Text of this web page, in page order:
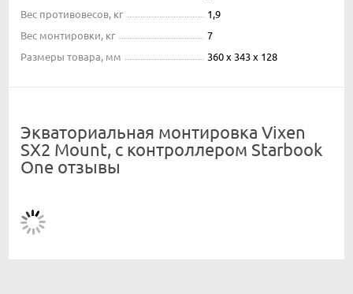
Вес противовесов, кг
1,9
Вес монтировки, кг
7
Размеры товара, мм
360 x 343 x 128
Экваториальная монтировка Vixen
SX2 Mount, с контроллером Starbook
One отзывы